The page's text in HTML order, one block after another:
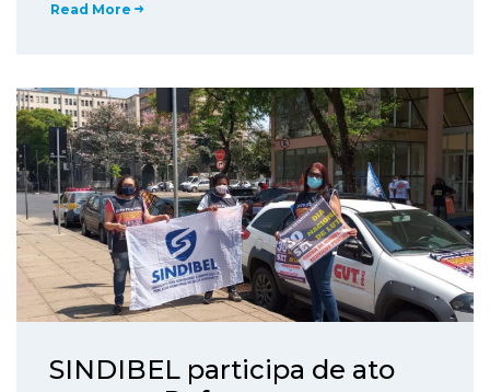
Read More
SINDIBEL participa de ato